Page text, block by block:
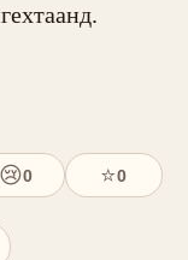
😢0 ⭐0